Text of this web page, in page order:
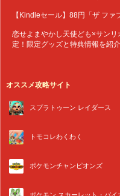
【Kindleセール】88円「ザ フ
恋せよまやかし天使ども×サン
定！限定グッズと特典情報を紹介
オススメ攻略サイト
スプラトゥーン レイダース
トモコレわくわく
ポケモンチャンピオンズ